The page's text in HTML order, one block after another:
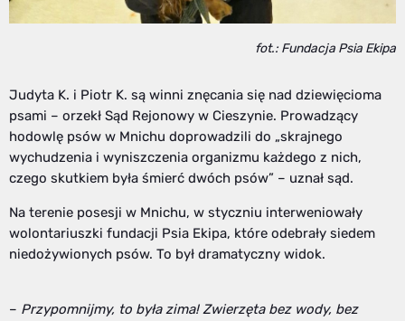
fot.: Fundacja Psia Ekipa
Judyta K. i Piotr K. są winni znęcania się nad dziewięcioma
psami – orzekł Sąd Rejonowy w Cieszynie. Prowadzący
hodowlę psów w Mnichu doprowadzili do „skrajnego
wychudzenia i wyniszczenia organizmu każdego z nich,
czego skutkiem była śmierć dwóch psów” – uznał sąd.
Na terenie posesji w Mnichu, w styczniu interweniowały
wolontariuszki fundacji Psia Ekipa, które odebrały siedem
niedożywionych psów. To był dramatyczny widok.
– Przypomnijmy, to była zima!Zwierzęta bez wody, bez